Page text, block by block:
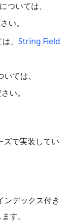
ついては、
い。
は、String Field
ては、
い。
ズで実装してい
ンデックス付き
す。